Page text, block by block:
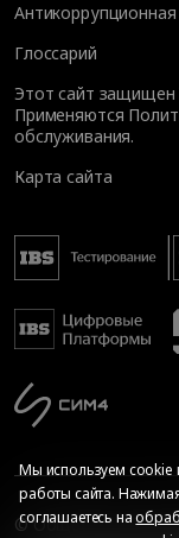
Глоссарий
Этот сайт защищен
Применяются
обслуживания.
Карта сайта
© Общество с
Мы используем cookie
работы сайта.
соглашаетесь на